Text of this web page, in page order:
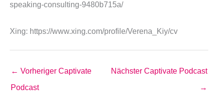
speaking-consulting-9480b715a/
Xing: https://www.xing.com/profile/Verena_Kiy/cv
← Vorheriger Captivate
Podcast
Nächster Captivate Podcast
→